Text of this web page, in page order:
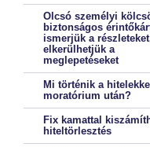
Olcsó személyi
biztonságos
ismerjük a
elkerülhetjük a
meglepetéseket
Mi történik a
moratórium után?
Fix kamattal
hiteltörlesztés